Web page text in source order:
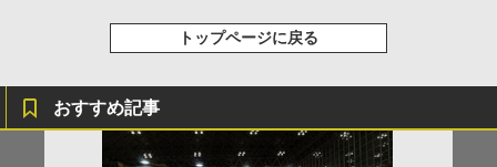
トップページに戻る
おすすめ記事